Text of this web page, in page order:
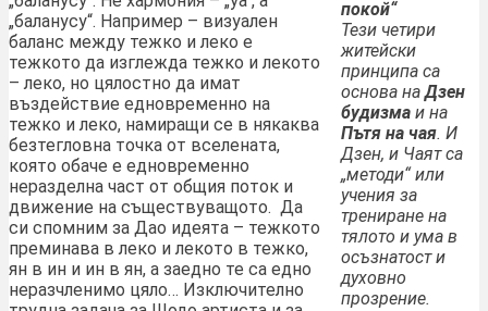
покой“
Тези четири
житейски
принципа са
основа наДзен
будизма и на
Пътя на чая. И
Дзен, и Чаят са
„методи“ или
учения за
трениране на
тялото и ума в
осъзнатост и
духовно
прозрение.
„баланусу“. Например – визуален
баланс между тежко и леко е
тежкото да изглежда тежко и лекото
– леко, но цялостно да имат
въздействие едновременно на
тежко и леко, намиращи се в някаква
безтегловна точка от вселената,
която обаче е едновременно
неразделна част от общия поток и
движение на съществуващото. Да
си спомним за Дао идеята – тежкото
преминава в леко и лекото в тежко,
ян в ин и ин в ян, а заедно те са едно
неразчленимо цяло… Изключително